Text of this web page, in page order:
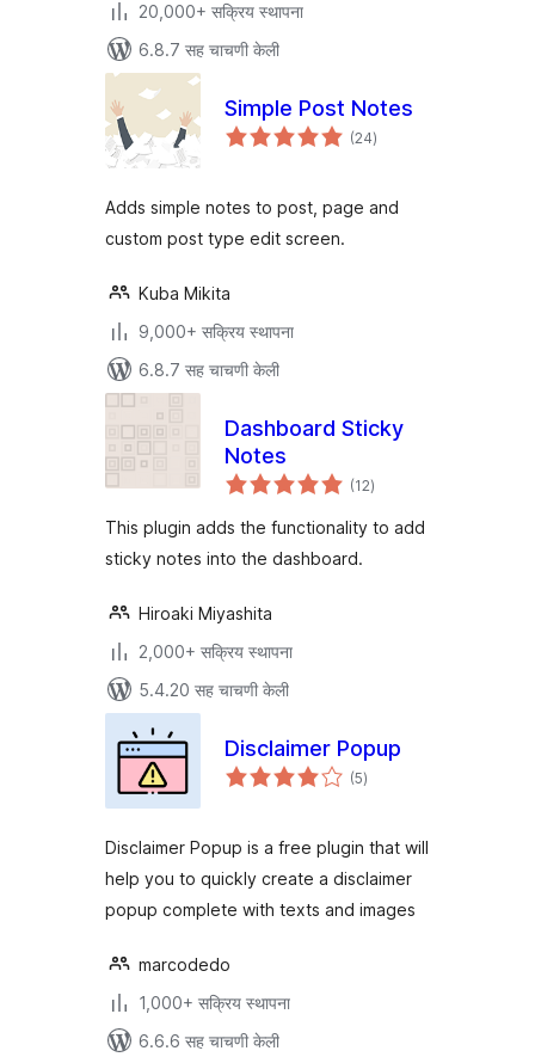
20,000+ सक्रिय स्थापना
6.8.7 सह चाचणी केली
Simple Post Notes
(24एकूण
मूल्यांकन
)
Adds simple notes to post, page and
custom post type edit screen.
Kuba Mikita
9,000+ सक्रिय स्थापना
6.8.7 सह चाचणी केली
Dashboard Sticky
Notes
(12एकूण
मूल्यांकन
)
This plugin adds the functionality to add
sticky notes into the dashboard.
Hiroaki Miyashita
2,000+ सक्रिय स्थापना
5.4.20 सह चाचणी केली
Disclaimer Popup
(5एकूण
मूल्यांकन
)
Disclaimer Popup is a free plugin that will
help you to quickly create a disclaimer
popup complete with texts and images
marcodedo
1,000+ सक्रिय स्थापना
6.6.6 सह चाचणी केली